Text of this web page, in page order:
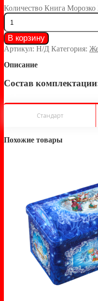
Количество Книга
В корзину
Артикул: Н/Д Категория:
Описание
Состав
Стандарт
Похожие товары